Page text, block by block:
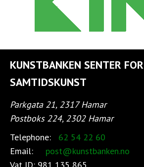
KUNSTBANKEN SENTER FOR
SAMTIDSKUNST
Parkgata 21, 2317 Hamar
Postboks 224, 2302 Hamar
Telephone:
62 54 22 60
Email:
post@kunstbanken.no